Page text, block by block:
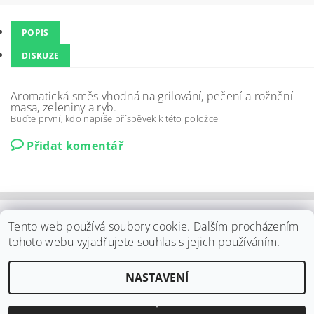
POPIS
DISKUZE
Aromatická směs vhodná na grilování, pečení a rožnění
masa, zeleniny a ryb.
Buďte první, kdo napíše příspěvek k této položce.
Přidat komentář
Shoptet.cz | Můjprvníeshop.cz
ELPO Záhornice s.r.o., všechna práva vyhrazena
cookies
Tento web používá soubory cookie. Dalším procházením
tohoto webu vyjadřujete souhlas s jejich používáním.
NASTAVENÍ